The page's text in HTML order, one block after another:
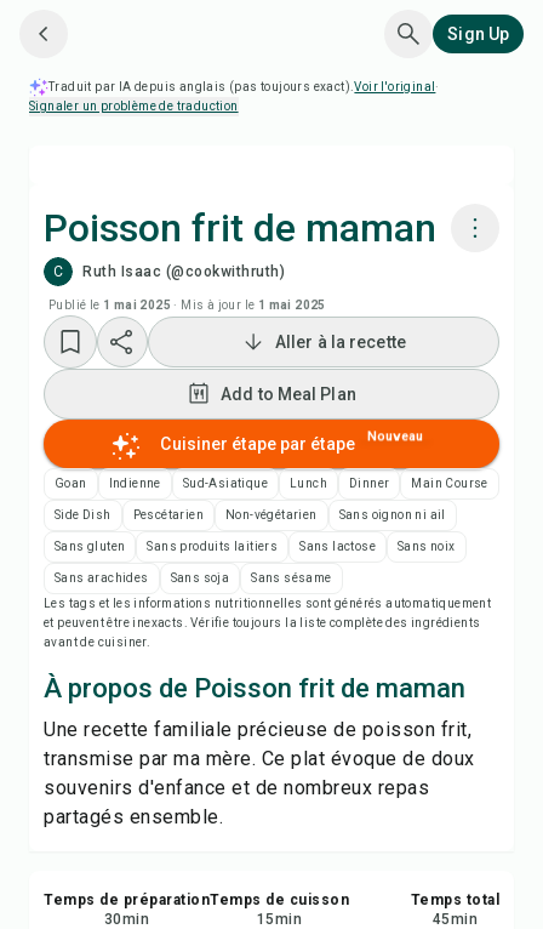
Sign Up
Traduit par IA depuis anglais (pas toujours exact).Voir l'original ·
Signaler un problème de traduction
Poisson frit de maman
C Ruth Isaac (@cookwithruth)
Publié le 1 mai 2025 · Mis à jour le 1 mai 2025
Add to Meal Plan
Add to Shopping List
Notes de recette
Imprimer la recette
Enregistrer
Partager
Signaler
Aller à la recette
Add to Meal Plan
Cuisiner étape par étape Nouveau
Goan Indienne Sud-Asiatique Lunch Dinner Main Course
Side Dish Pescétarien Non-végétarien Sans oignon ni ail
Sans gluten Sans produits laitiers Sans lactose Sans noix
Sans arachides Sans soja
Sans sésame
Les tags et les informations nutritionnelles sont générés automatiquement
et peuvent être inexacts. Vérifie toujours la liste complète des ingrédients
avant de cuisiner.
À propos de Poisson frit de maman
Une recette familiale précieuse de poisson frit,
transmise par ma mère. Ce plat évoque de doux
souvenirs d'enfance et de nombreux repas
partagés ensemble.
Temps de préparation
30min
Temps de cuisson
15min
Temps total
45min